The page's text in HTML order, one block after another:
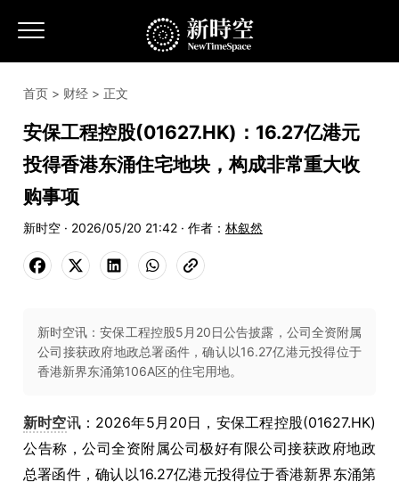
首页 > 财经 > 正文
安保工程控股(01627.HK)：16.27亿港元
投得香港东涌住宅地块，构成非常重大收
购事项
新时空 · 2026/05/20 21:42 · 作者： 林叙然
新时空讯：安保工程控股5月20日公告披露，公司全资附属
公司接获政府地政总署函件，确认以16.27亿港元投得位于
香港新界东涌第106A区的住宅用地。
新时空讯：2026年5月20日，安保工程控股(01627.HK)
公告称，公司全资附属公司极好有限公司接获政府地政
总署函件，确认以16.27亿港元投得位于香港新界东涌第